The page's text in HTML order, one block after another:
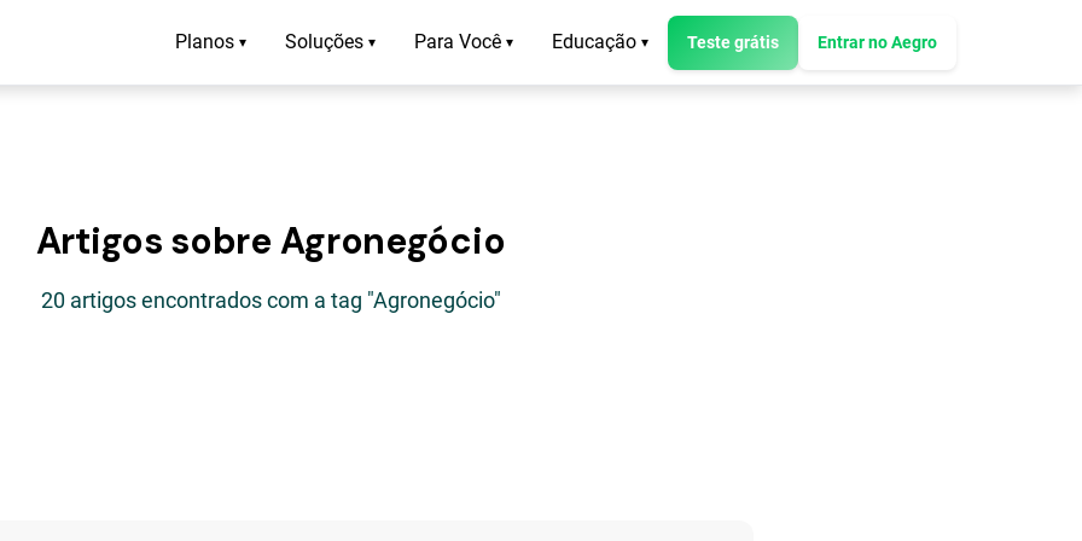
Planos ▾ Soluções ▾ Para Você ▾ Educação ▾ Teste grátis Entrar no Aegro
Artigos sobre Agronegócio
20 artigos encontrados com a tag "Agronegócio"